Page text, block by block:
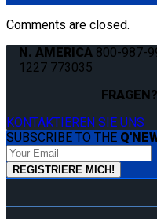
Comments are closed.
N. AMERICA 800-987-
1227 773035
FRAGEN?
KONTAKTIEREN SIE UNS
SUBSCRIBE TO THE